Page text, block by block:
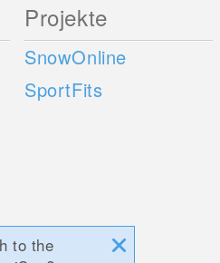
Projekte
SnowOnline
SportFits
to the